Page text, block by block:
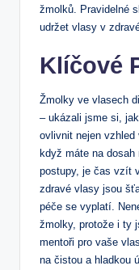
žmolků. Pravidelné⁣
udržet vlasy v
Klíčové⁢
Žmolky ​ve vlasech
– ukázali jsme‌ si,
ovlivnit ⁢nejen​
když máte na
⁤postupy, ⁢je čas vzít‍
⁤zdravé vlasy jsou
péče se vyplatí.
žmolky, protože i ty
mentoři pro⁣ vaše
na čistou a hladkou